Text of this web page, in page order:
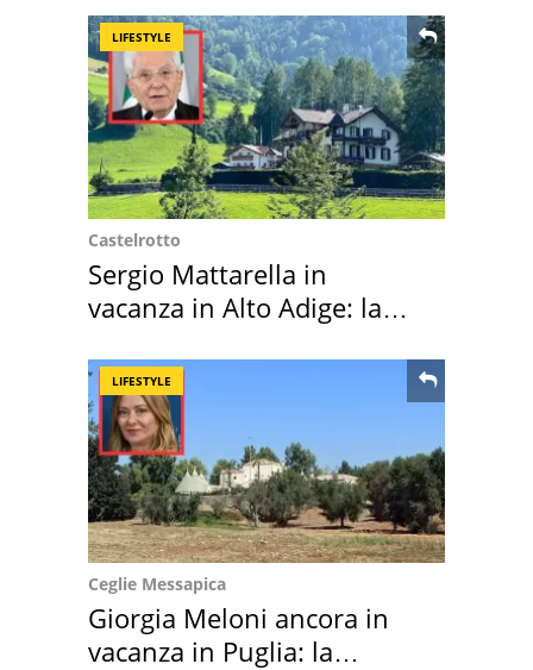
LIFESTYLE
Castelrotto
Sergio Mattarella in
vacanza in Alto Adige: la
LIFESTYLE
Ceglie Messapica
Giorgia Meloni ancora in
vacanza in Puglia: la